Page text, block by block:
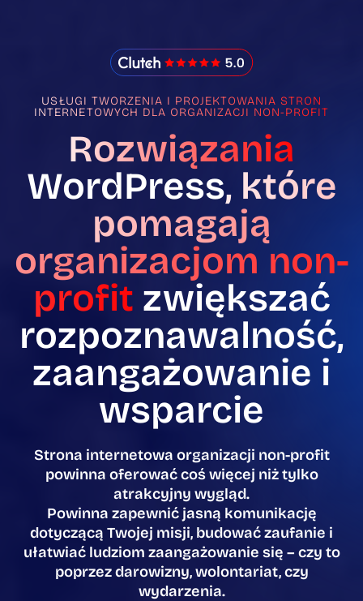
IMADO Reviews
USŁUGI TWORZENIA I PROJEKTOWANIA STRON
INTERNETOWYCH DLA ORGANIZACJI NON-PROFIT
Rozwiązania
WordPress, które
pomagają
organizacjom non-
profit zwiększać
rozpoznawalność,
zaangażowanie i
wsparcie
Strona internetowa organizacji non-profit
powinna oferować coś więcej niż tylko
atrakcyjny wygląd.
Powinna zapewnić jasną komunikację
dotyczącą Twojej misji, budować zaufanie i
ułatwiać ludziom zaangażowanie się – czy to
poprzez darowizny, wolontariat, czy
wydarzenia.